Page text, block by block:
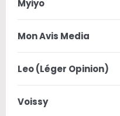
Myiyo
Mon Avis Media
Leo (Léger Opinion)
Voissy